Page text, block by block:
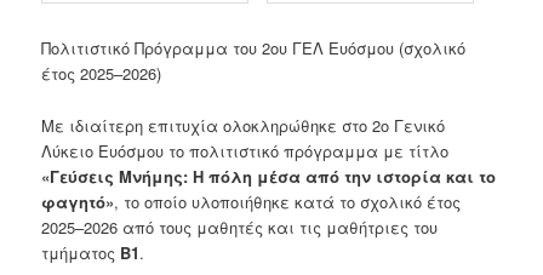
Πολιτιστικό Πρόγραμμα του 2ου ΓΕΛ Ευόσμου (σχολικό
έτος 2025–2026)
Με ιδιαίτερη επιτυχία ολοκληρώθηκε στο 2ο Γενικό
Λύκειο Ευόσμου το πολιτιστικό πρόγραμμα με τίτλο
«Γεύσεις Μνήμης: Η πόλη μέσα από την ιστορία και το
φαγητό», το οποίο υλοποιήθηκε κατά το σχολικό έτος
2025–2026 από τους μαθητές και τις μαθήτριες του
τμήματος Β1.